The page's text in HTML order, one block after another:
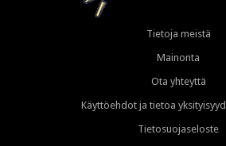
Tietoja meistä
Mainonta
Ota yhteyttä
Käyttöehdot ja tietoa
Tietosuojaseloste